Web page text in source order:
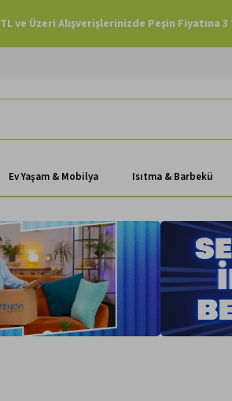
Havale Ödemenizde Sepette Ekstra %3
Ev Yaşam & Mobilya Isıtma & Barbekü